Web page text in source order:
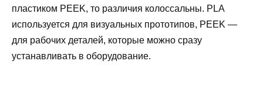
пластиком PEEK, то различия колоссальны. PLA
используется для визуальных прототипов, PEEK —
для рабочих деталей, которые можно сразу
устанавливать в оборудование.